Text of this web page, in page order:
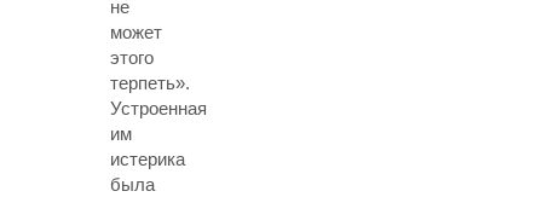
не
может
этого
терпеть».
Устроенная
им
истерика
была